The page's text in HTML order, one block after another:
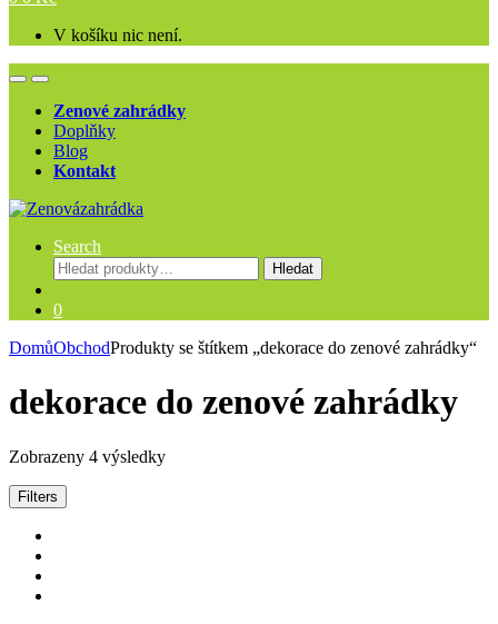
V košíku nic není.
OpenClose
Zenové zahrádky
Doplňky
Blog
Kontakt
Search
Hledat:
Hledat
0
DomůObchodProdukty se štítkem „dekorace do zenové zahrádky“
dekorace do zenové zahrádky
Zobrazeny 4 výsledky
Filters